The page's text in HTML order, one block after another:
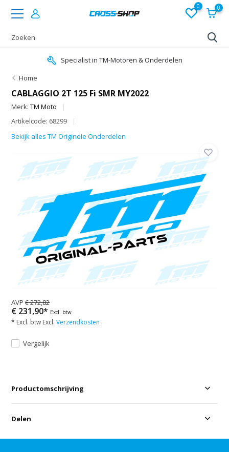
0 0
Specialist in TM-Motoren & Onderdelen
Home
CABLAGGIO 2T 125 Fi SMR MY2022
Merk:TM Moto
Artikelcode: 68299
Bekijk alles TM Originele Onderdelen
AVP€ 272,82
€ 231,90* Excl. btw
* Excl. btw Excl.Verzendkosten
Vergelijk
Productomschrijving
Delen